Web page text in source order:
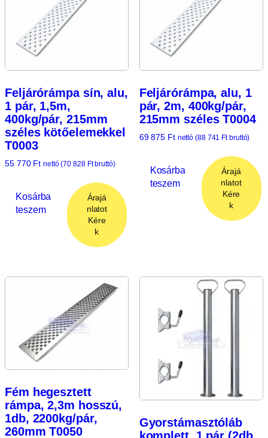
Feljárórámpa sín, alu,
1 pár, 1,5m,
400kg/pár, 215mm
széles kötőelemekkel
T0003
55 770 Ft nettó (70 828 Ftbruttó)
Kosárba
teszem
Árajá
nlatot
Kére
k
Feljárórámpa, alu, 1
pár, 2m, 400kg/pár,
215mm széles T0004
69 875 Ft nettó (88 741 Ftbruttó)
Kosárba
teszem
Árajá
nlatot
Kére
k
Fém hegesztett
rámpa, 2,3m hosszú,
1db, 2200kg/pár,
260mm T0050
Gyorstámasztóláb